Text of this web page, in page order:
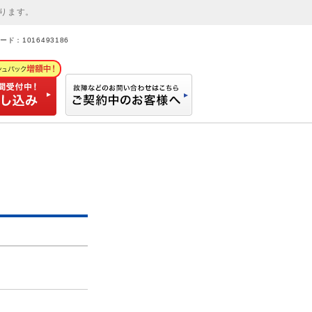
ます。
ド：1016493186